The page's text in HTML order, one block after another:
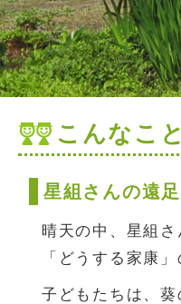
こんなこ
星組さんの遠足
晴天の中、星組
「どうする家康
子どもたちは、